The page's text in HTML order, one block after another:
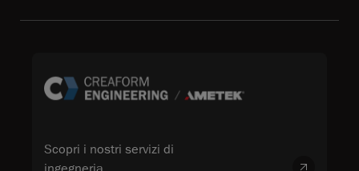
Scopri i nostri servizi di